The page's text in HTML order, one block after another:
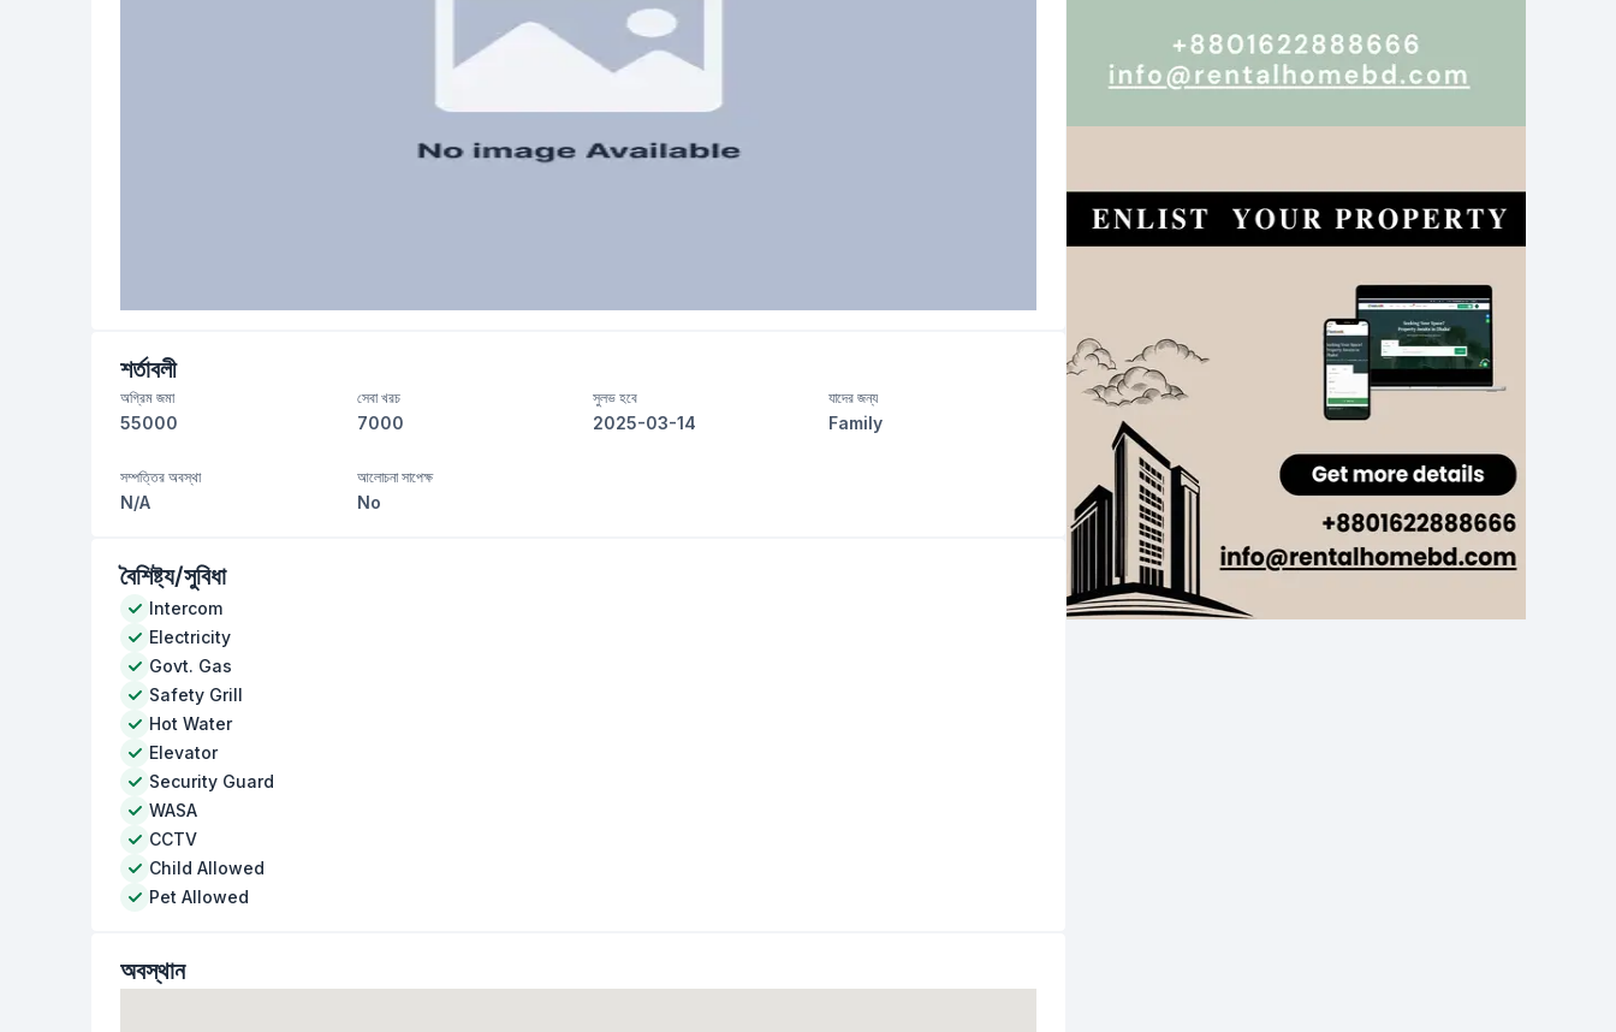
শর্তাবলী
অগ্রিম জমা
55000
সেবা খরচ
7000
সুলভ হবে
2025-03-14
যাদের জন্য
Family
সম্পত্তির অবস্থা
N/A
আলোচনা সাপেক্ষ
No
বৈশিষ্ট্য/সুবিধা
Intercom
Electricity
Govt. Gas
Safety Grill
Hot Water
Elevator
Security Guard
WASA
CCTV
Child Allowed
Pet Allowed
অবস্থান